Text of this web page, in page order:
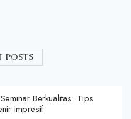
posts
Berkualitas: Tips
Impresif